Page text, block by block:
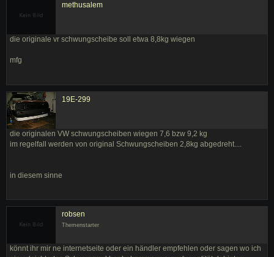
methusalem
die originale vr schwungscheibe soll etwa 8,8kg wiegen
mfg
19E-299
die originalen VW schwungscheiben wiegen 7,6 bzw 9,2 kg
im regelfall werden von original Schwungscheiben 2,8kg abgedreht....
in diesem sinne
robsen
Themenstarter
könnt ihr mir ne internetseite oder ein händler empfehlen oder sagen wo ich